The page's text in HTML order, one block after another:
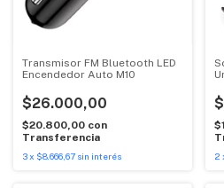
Transmisor FM Bluetooth LED
Encendedor Auto M10
$26.000,00
$20.800,00 con
Transferencia
3x $8.666,67 sin interés 2